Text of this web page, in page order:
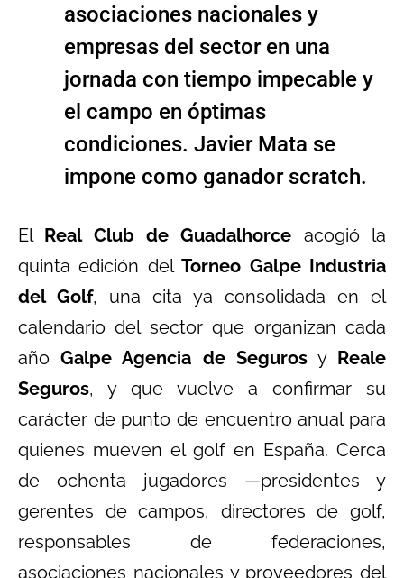
asociaciones nacionales y
empresas del sector en una
jornada con tiempo impecable y
el campo en óptimas
condiciones. Javier Mata se
impone como ganador scratch.
El Real Club de Guadalhorce acogió la
quinta edición delTorneo Galpe Industria
del Golf, una cita ya consolidada en el
calendario del sector que organizan cada
añoGalpe Agencia de Segurosy Reale
Seguros, y que vuelve a confirmar su
carácter de punto de encuentro anual para
quienes mueven el golf en España. Cerca
de ochenta jugadores —presidentes y
gerentes de campos, directores de golf,
responsables de federaciones,
asociaciones nacionales y proveedores del